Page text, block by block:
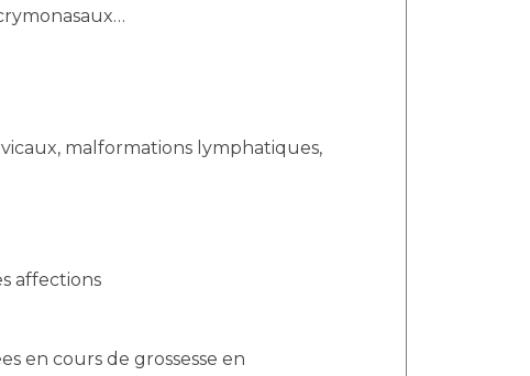
malformations lymphatiques,
affections
en cours de grossesse en